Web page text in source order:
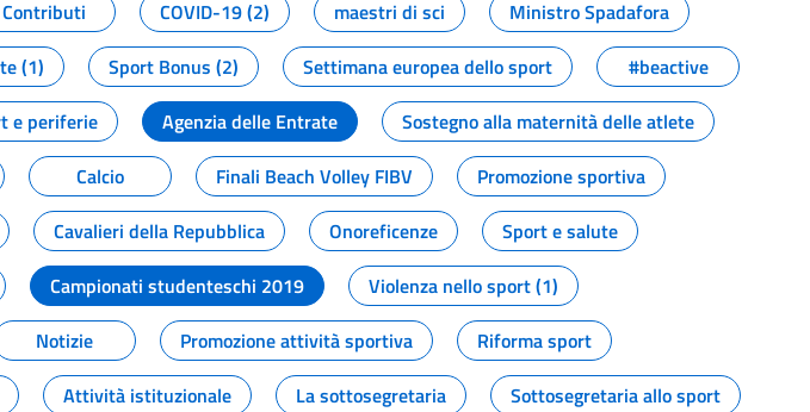
Contributi COVID-19 (2) maestri di sci
Ministro Spadafora
(1) Sport Bonus (2) Settimana europea dello sport
#beactive
e periferie Agenzia delle Entrate
Sostegno alla maternità delle atlete
Calcio Finali Beach Volley FIBV
Promozione sportiva
Cavalieri della Repubblica Onoreficenze
Sport e salute
Campionati studenteschi 2019
Violenza nello sport (1)
Notizie Promozione attività sportiva
Riforma sport
Attività istituzionale La sottosegretaria
Sottosegretaria allo sport